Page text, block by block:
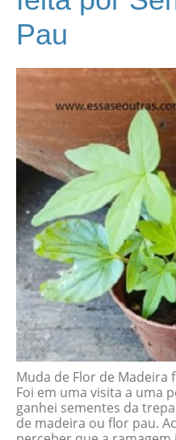
Pau
Muda de Flor de Madeira
Foi em uma visita a uma
ganhei sementes da
de madeira ou flor pau.